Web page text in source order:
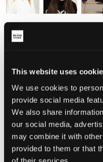
This website uses
We use cookies to
provide social media
We also share
our social media,
may combine it with
provided to them or that
Størrelse
Få igjen
Liten